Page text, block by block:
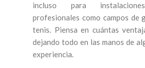
incluso para
profesionales como campos de
tenis. Piensa en cuántas
dejando todo en las manos de
experiencia.